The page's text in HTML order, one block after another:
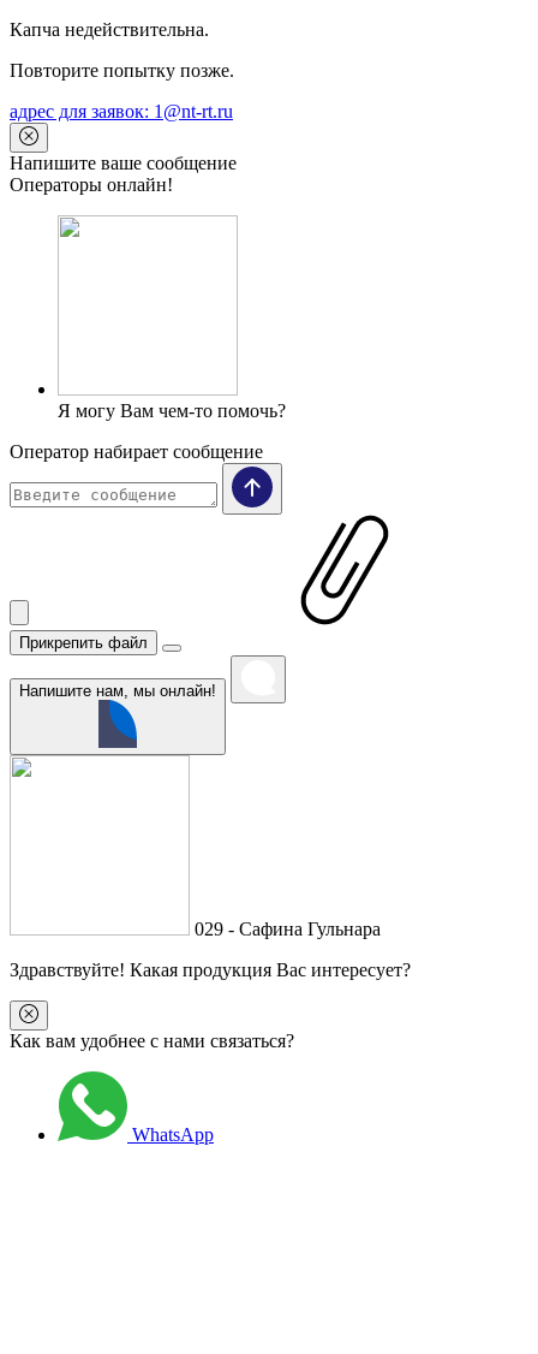
Капча недействительна.
Повторите попытку позже.
адрес для заявок: 1@nt-rt.ru
Напишите ваше сообщение
Операторы онлайн!
Я могу Вам чем-то помочь?
Оператор набирает сообщение
Прикрепить файл
Напишите нам, мы онлайн!
029 - Сафина Гульнара
Здравствуйте! Какая продукция Вас интересует?
Как вам удобнее с нами связаться?
WhatsApp